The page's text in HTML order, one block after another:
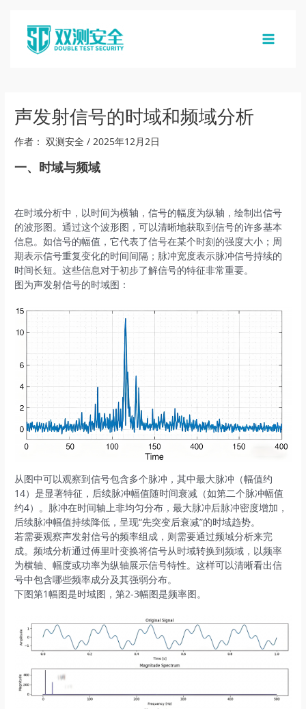
MAIN
声发射信号的时域和频域分析
作者： 双测安全/2025年12月2日
一、时域与频域
在时域分析中，以时间为横轴，信号的幅度为纵轴，绘制出信号
的波形图。通过这个波形图，可以清晰地获取到信号的许多基本
信息。如信号的幅值，它代表了信号在某个时刻的强度大小；周
期表示信号重复变化的时间间隔；脉冲宽度表示脉冲信号持续的
时间长短。这些信息对于初步了解信号的特征非常重要。
图为声发射信号的时域图：
从图中可以观察到信号包含多个脉冲，其中‌最大脉冲‌（幅值约
14）是显著特征，后续脉冲幅值随时间衰减（如第二个脉冲幅值
约4）。脉冲在时间轴上非均匀分布，最大脉冲后脉冲密度增加，
后续脉冲幅值持续降低，呈现“先突变后衰减”的时域趋势。
若需要观察声发射信号的频率组成，则需要通过频域分析来完
成。频域分析通过傅里叶变换将信号从时域转换到频域，以频率
为横轴、幅度或功率为纵轴展示信号特性。这样可以清晰看出信
号中包含哪些频率成分及其强弱分布。
下图第1幅图是时域图，第2-3幅图是频率图。